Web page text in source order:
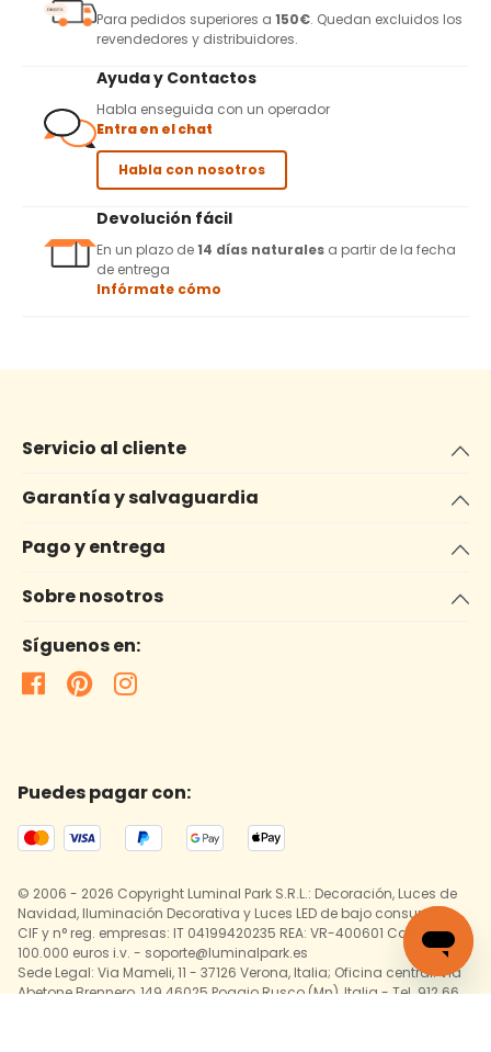
Para pedidos superiores a 150€. Quedan excluidos los
revendedores y distribuidores.
Ayuda y Contactos
Habla enseguida con un operador
Entra en el chat
Habla con nosotros
Devolución fácil
En un plazo de14 días naturales a partir de la fecha
de entrega
Infórmate cómo
Servicio al cliente
Garantía y salvaguardia
Pago y entrega
Sobre nosotros
Síguenos en:
Puedes pagar con:
© 2006 - 2026 Copyright Luminal Park S.R.L.: Decoración, Luces de
Navidad, Iluminación Decorativa y Luces LED de bajo consumo
CIF y n° reg. empresas: IT 04199420235 REA: VR-400601 Cap. Soc.:
100.000 euros i.v. - soporte@luminalpark.es
Sede Legal: Via Mameli, 11 - 37126 Verona, Italia; Oficina central: Via
Abetone Brennero, 149 46025 Poggio Rusco (Mn), Italia - Tel. 912 66